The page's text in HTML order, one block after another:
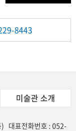
8443
미술관 소개
) 대표전화번호 : 052-